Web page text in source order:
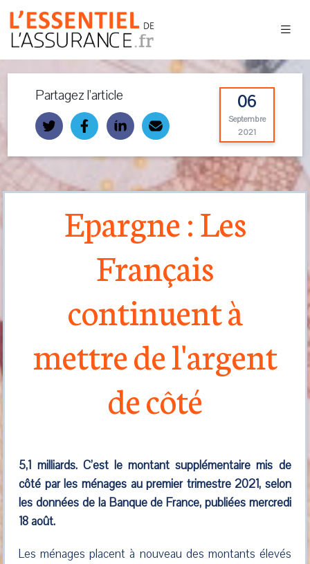
Partagez l’article 06
Septembre
2021
Epargne : Les
Français
continuent à
mettre de l'argent
de côté
5,1 milliards. C’est le montant supplémentaire mis de
côté par les ménages au premier trimestre 2021, selon
les données de la Banque de France, publiées mercredi
18 août.
Les ménages placent à nouveau des montants élevés